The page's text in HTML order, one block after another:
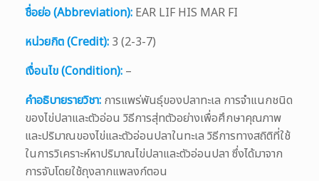
ชื่อย่อ (Abbreviation): EAR LIF HIS MAR FI
หน่วยกิต (Credit): 3 (2-3-7)
เงื่อนไข (Condition): –
คำอธิบายรายวิชา: การแพร่พันธุ์ของปลาทะเล การจำแนกชนิด
ของไข่ปลาและตัวอ่อน วิธีการสุ่ทตัวอย่างเพื่อศึกษาคุณภาพ
และปริมาณของไข่และตัวอ่อนปลาในทะเล วิธีการทางสถิติที่ใช้
ในการวิเคราะห์หาปริมาณไข่ปลาและตัวอ่อนปลา ซึ่งได้มาจาก
การจับโดยใช้ถุงลากแพลงก์ตอน